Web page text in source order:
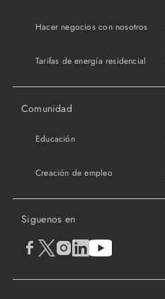
Hacer negocios con nosotros
Tarifas de energía residencial
Comunidad
Educación
Creación de empleo
Siguenos en